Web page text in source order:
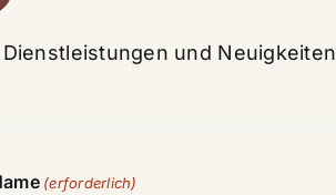
und Neuigkeiten
(erforderlich)